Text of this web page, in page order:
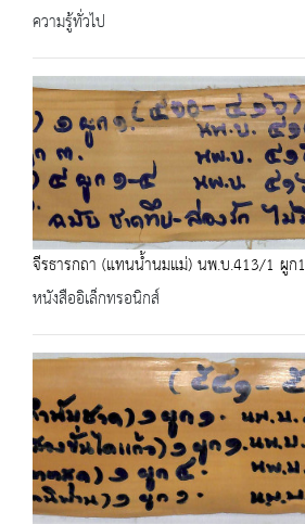
ความรู้ทั่วไป
จีรธารกถา (แทนน้ำนมแม่) นพ.บ.413/1 ผูก1
หนังสืออิเล็กทรอนิกส์